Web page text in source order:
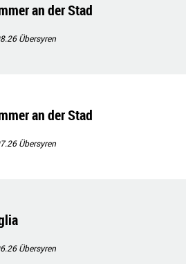
an der Stad
Übersyren
an der Stad
Übersyren
Übersyren